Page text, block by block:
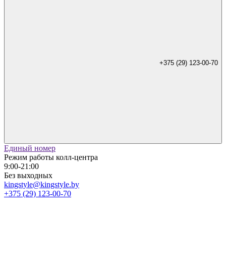
+375 (29) 123-00-70
Единый номер
Режим работы колл-центра
9:00-21:00
Без выходных
kingstyle@kingstyle.by
+375 (29) 123-00-70